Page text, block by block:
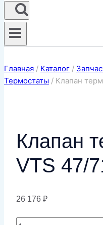
Главная / Каталог /
Термостаты / Клапан
Клапан
VTS 47/
26 176 ₽